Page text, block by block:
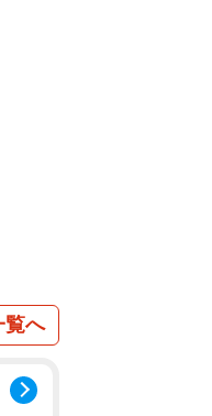
くだ
覧へ